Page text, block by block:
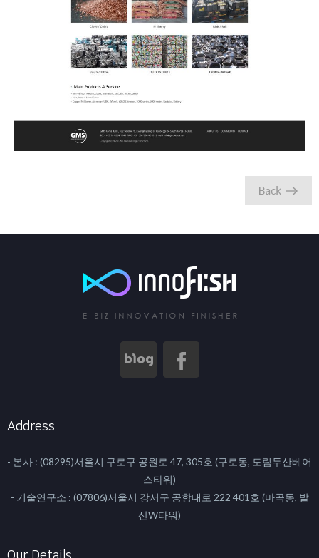
Address
- 본사 : (08295)서울시 구로구 공원로 47, 305호 (구로동, 도림두산베어
스타워)
- 기술연구소 : (07806)서울시 강서구 공항대로 222 401호 (마곡동, 발
산W타워)